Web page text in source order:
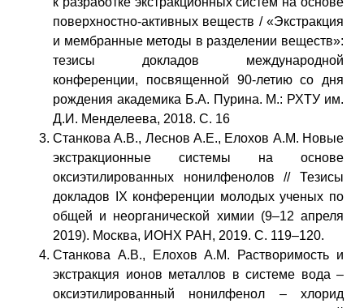
поверхностно-активных веществ / «Экстракция
и мембранные методы в разделении веществ»:
тезисы докладов международной
конференции, посвященной 90-летию со дня
рождения академика Б.А. Пурина. М.: РХТУ им.
Д.И. Менделеева, 2018. С. 16
Станкова А.В., Леснов А.Е., Елохов А.М. Новые
экстракционные системы на основе
оксиэтилированных нонилфенолов // Тезисы
докладов IX конференции молодых ученых по
общей и неорганической химии (9–12 апреля
2019). Москва, ИОНХ РАН, 2019. С. 119–120.
Станкова А.В., Елохов А.М. Растворимость и
экстракция ионов металлов в системе вода –
оксиэтилированный нонилфенол – хлорид